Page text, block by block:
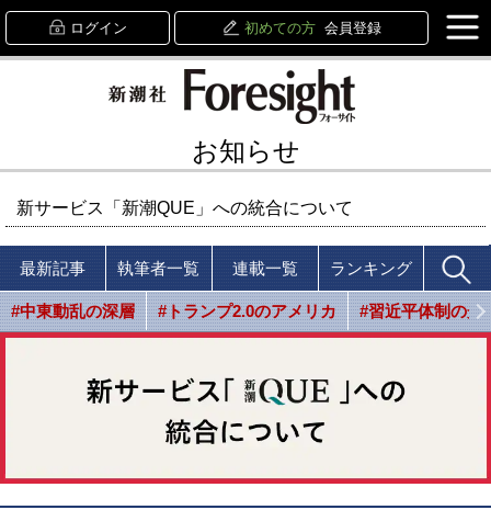
ログイン 初めての方 会員登録
お知らせ
新サービス「新潮QUE」への統合について
最新記事 執筆者一覧 連載一覧 ランキング
#中東動乱の深層 #トランプ2.0のアメリカ #習近平体制の光